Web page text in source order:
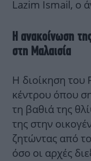
Lazim Ismail, ο
H ανακοίνωση
στη Μαλαισία
Η διοίκηση του
κέντρου όπου
τη βαθιά της
της στην
ζητώντας από
όσο οι αρχές